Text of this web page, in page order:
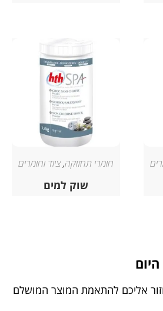
חומרי תחזוקה,ציוד וחומרים
שוק למים
אליכם להתאמת המוצר המושלם